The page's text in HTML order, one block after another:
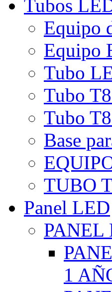
Tubos
Equipo
Equipo
Tubo
Tubo
Tubo
Base
TUBO
Panel LED
PANEL
1